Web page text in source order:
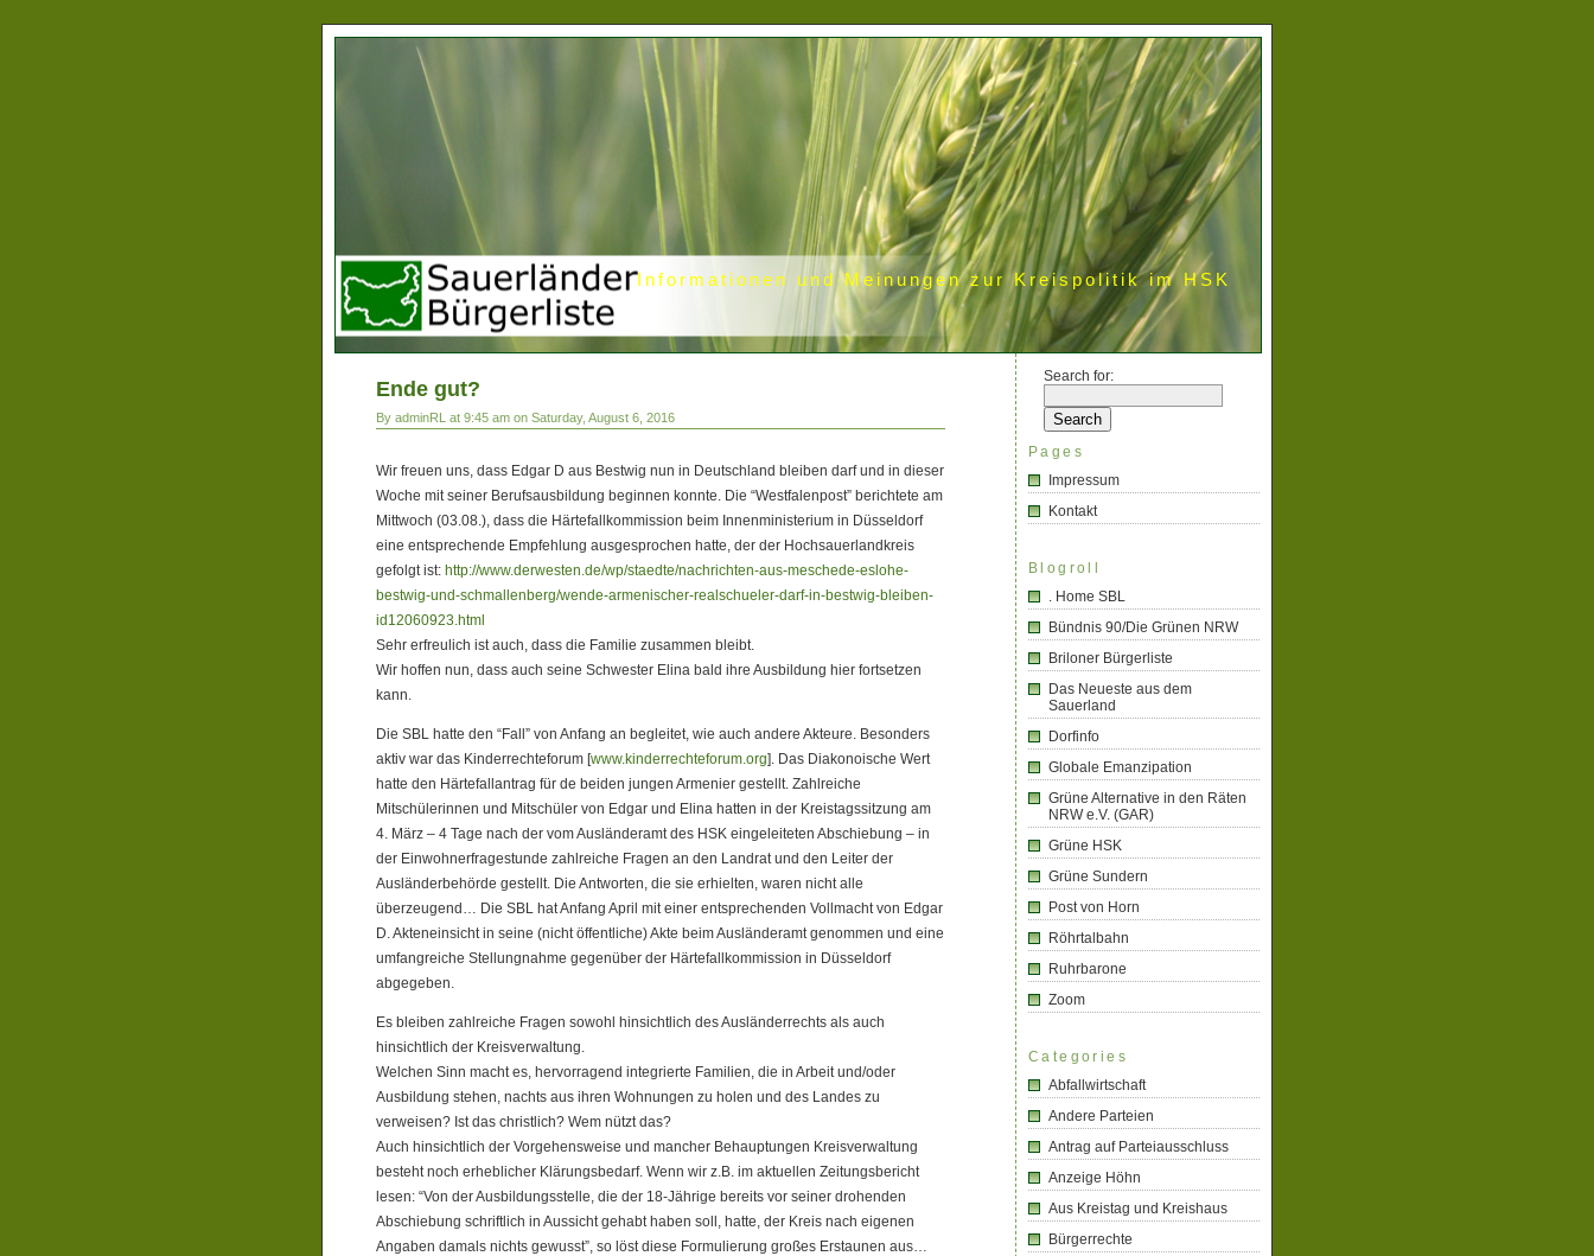
Informationen und Meinungen zur Kreispolitik im HSK
Ende gut?
By adminRL at 9:45 am on Saturday, August 6, 2016
Wir freuen uns, dass Edgar D aus Bestwig nun in Deutschland bleiben darf und in dieser
Woche mit seiner Berufsausbildung beginnen konnte. Die “Westfalenpost” berichtete am
Mittwoch (03.08.), dass die Härtefallkommission beim Innenministerium in Düsseldorf
eine entsprechende Empfehlung ausgesprochen hatte, der der Hochsauerlandkreis
gefolgt ist: http://www.derwesten.de/wp/staedte/nachrichten-aus-meschede-eslohe-
bestwig-und-schmallenberg/wende-armenischer-realschueler-darf-in-bestwig-bleiben-
id12060923.html
Sehr erfreulich ist auch, dass die Familie zusammen bleibt.
Wir hoffen nun, dass auch seine Schwester Elina bald ihre Ausbildung hier fortsetzen
kann.
Die SBL hatte den “Fall” von Anfang an begleitet, wie auch andere Akteure. Besonders
aktiv war das Kinderrechteforum [www.kinderrechteforum.org]. Das Diakonoische Wert
hatte den Härtefallantrag für de beiden jungen Armenier gestellt. Zahlreiche
Mitschülerinnen und Mitschüler von Edgar und Elina hatten in der Kreistagssitzung am
4. März – 4 Tage nach der vom Ausländeramt des HSK eingeleiteten Abschiebung – in
der Einwohnerfragestunde zahlreiche Fragen an den Landrat und den Leiter der
Ausländerbehörde gestellt. Die Antworten, die sie erhielten, waren nicht alle
überzeugend… Die SBL hat Anfang April mit einer entsprechenden Vollmacht von Edgar
D. Akteneinsicht in seine (nicht öffentliche) Akte beim Ausländeramt genommen und eine
umfangreiche Stellungnahme gegenüber der Härtefallkommission in Düsseldorf
abgegeben.
Es bleiben zahlreiche Fragen sowohl hinsichtlich des Ausländerrechts als auch
hinsichtlich der Kreisverwaltung.
Welchen Sinn macht es, hervorragend integrierte Familien, die in Arbeit und/oder
Ausbildung stehen, nachts aus ihren Wohnungen zu holen und des Landes zu
verweisen? Ist das christlich? Wem nützt das?
Auch hinsichtlich der Vorgehensweise und mancher Behauptungen Kreisverwaltung
besteht noch erheblicher Klärungsbedarf. Wenn wir z.B. im aktuellen Zeitungsbericht
lesen: “Von der Ausbildungsstelle, die der 18-Jährige bereits vor seiner drohenden
Abschiebung schriftlich in Aussicht gehabt haben soll, hatte, der Kreis nach eigenen
Angaben damals nichts gewusst”, so löst diese Formulierung großes Erstaunen aus…
Search for:
Pages
Impressum
Kontakt
Blogroll
. Home SBL
Bündnis 90/Die Grünen NRW
Briloner Bürgerliste
Das Neueste aus dem
Sauerland
Dorfinfo
Globale Emanzipation
Grüne Alternative in den Räten
NRW e.V. (GAR)
Grüne HSK
Grüne Sundern
Post von Horn
Röhrtalbahn
Ruhrbarone
Zoom
Categories
Abfallwirtschaft
Andere Parteien
Antrag auf Parteiausschluss
Anzeige Höhn
Aus Kreistag und Kreishaus
Bürgerrechte